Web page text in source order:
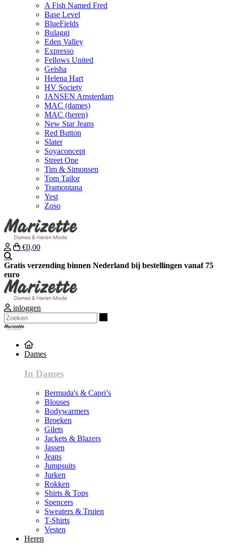
A Fish Named Fred
Base Level
BlueFields
Bulaggi
Eden Valley
Expresso
Fellows United
Geisha
Helena Hart
HV Society
JANSEN Amsterdam
MAC (dames)
MAC (heren)
New Star Jeans
Red Button
Slater
Soyaconcept
Street One
Tim & Simonsen
Tom Tailor
Tramontana
Yest
Zoso
€0,00
Gratis verzending binnen Nederland bij bestellingen vanaf 75
euro
inloggen
Dames
In Dames
Bermuda's & Capri’s
Blouses
Bodywarmers
Broeken
Gilets
Jackets & Blazers
Jassen
Jeans
Jumpsuits
Jurken
Rokken
Shirts & Tops
Spencers
Sweaters & Truien
T-Shirts
Vesten
Heren